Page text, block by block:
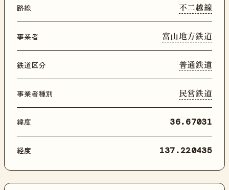
路線 不二越線
事業者 富山地方鉄道
鉄道区分 普通鉄道
事業者種別 民営鉄道
緯度 36.67031
経度 137.220435